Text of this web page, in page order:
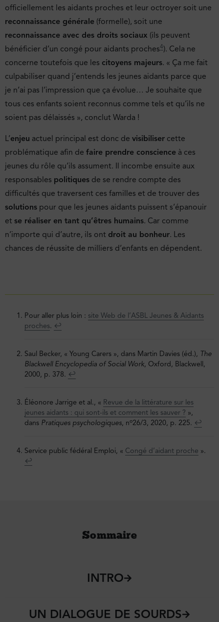
officiellement les aidants proches et leur octroyer soit une
reconnaissance générale (formelle), soit une
reconnaissance avec des droits sociaux (ils peuvent
bénéficier d’un congé pour aidants proches4). Cela ne
concerne toutefois que les citoyens majeurs. « Ça me fait
culpabiliser quand j’entends les jeunes aidants parce que
je n’ai pas l’impression que ça évolue… Je souhaite que
tous ces enfants soient reconnus comme tels et qu’ils ne
soient pas délaissés », conclut Warda !
L’enjeu actuel principal est donc de visibiliser cette
problématique afin de faire prendre conscience à ces
jeunes du rôle qu’ils assument. Il incombe ensuite aux
responsables politiques de se rendre compte des
difficultés que traversent ces familles et de trouver des
solutions pour que les jeunes aidants puissent s’épanouir
et se réaliser en tant qu’êtres humains. Car comme
n’importe qui d’autre, ils ont droit au bonheur. Les
chances de réussite de milliers d’enfants en dépendent.
Pour aller plus loin : site Web de l’ASBL Jeunes & Aidants
proches. ↩︎
Saul Becker, « Young Carers », dans Martin Davies (éd.), The
Blackwell Encyclopedia of Social Work, Oxford, Blackwell,
2000, p. 378. ↩︎
Éléonore Jarrige et al., « Revue de la littérature sur les
jeunes aidants : qui sont-ils et comment les sauver ? »,
dans Pratiques psychologiques, no26/3, 2020, p. 225. ↩︎
Service public fédéral Emploi, « Congé d’aidant proche ».
↩︎
Sommaire
INTRO
UN DIALOGUE DE SOURDS